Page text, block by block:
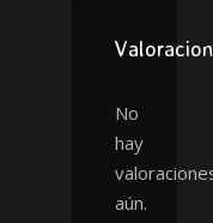
No
hay
aún.